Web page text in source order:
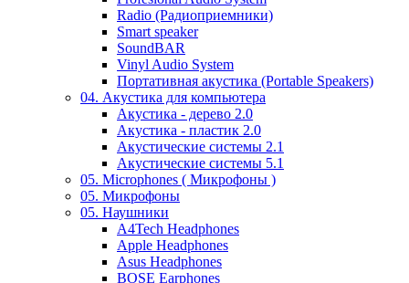
Radio (Радиоприемники)
Smart speaker
SoundBAR
Vinyl Audio System
Портативная акустика (Portable Speakers)
04. Акустика для компьютера
Акустика - дерево 2.0
Акустика - пластик 2.0
Акустические системы 2.1
Акустические системы 5.1
05. Microphones ( Микрофоны )
05. Микрофоны
05. Наушники
A4Tech Headphones
Apple Headphones
Asus Headphones
BOSE Earphones